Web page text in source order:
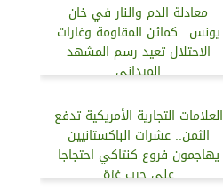
معادلة الدم والنار في خان
يونس.. كمائن المقاومة وغارات
الاحتلال تعيد رسم المشهد
الميداني
العلامات التجارية الأمريكية تدفع
الثمن.. عشرات الباكستانيين
يهاجمون فروع كنتاكي احتجاجا
على حرب غزة